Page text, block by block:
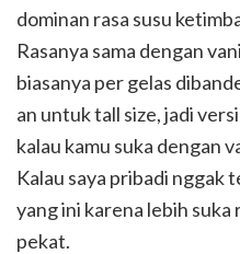
dominan rasa susu
Rasanya sama dengan
biasanya per gelas
an untuk tall size, jadi
kalau kamu suka dengan
Kalau saya pribadi nggak
yang ini karena lebih suka
pekat.